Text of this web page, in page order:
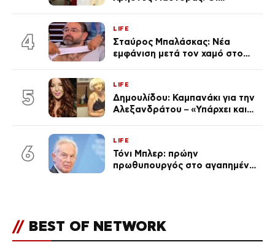
απαρατήρητη
4
LIFE
Σταύρος Μπαλάσκας: Νέα
εμφάνιση μετά τον χαμό στο
5
LIFE
Δημουλίδου: Καμπανάκι για την
Αλεξανδράτου – «Υπάρχει και
6
LIFE
Τόνι Μπλερ: πρώην
πρωθυπουργός στο αγαπημένο
// BEST OF NETWORK